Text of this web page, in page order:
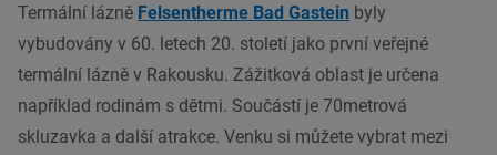
Termální lázně Felsentherme Bad Gastein byly
vybudovány v 60. letech 20. století jako první veřejné
termální lázně v Rakousku. Zážitková oblast je určena
například rodinám s dětmi. Součástí je 70metrová
skluzavka a další atrakce. Venku si můžete vybrat mezi